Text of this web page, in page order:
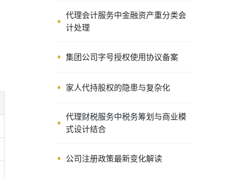
代理会计服务中金融资产重分类会
计处理
集团公司字号授权使用协议备案
家人代持股权的隐患与复杂化
代理财税服务中税务筹划与商业模
式设计结合
公司注册政策最新变化解读